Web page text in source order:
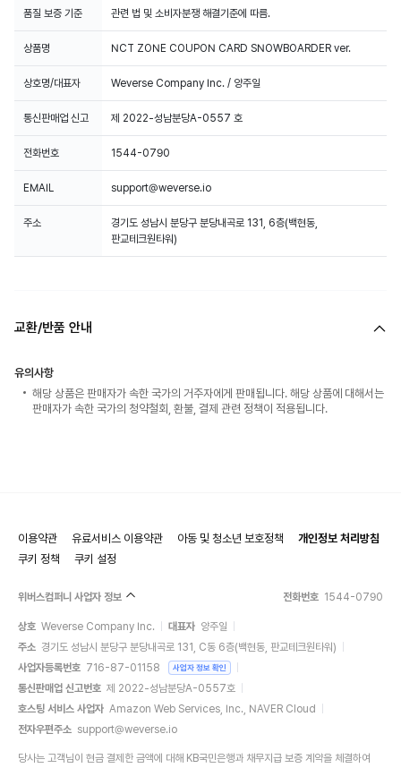
품질 보증 기준 관련 법 및 소비자분쟁 해결기준에 따름.
상품명 NCT ZONE COUPON CARD SNOWBOARDER ver.
상호명/대표자 Weverse Company Inc. / 양주일
통신판매업 신고 제 2022-성남분당A-0557 호
전화번호 1544-0790
EMAIL support@weverse.io
주소
경기도 성남시 분당구 분당내곡로 131, 6층(백현동,
판교테크원타워)
교환/반품 안내
유의사항
해당 상품은 판매자가 속한 국가의 거주자에게 판매됩니다. 해당 상품에 대해서는
판매자가 속한 국가의 청약철회, 환불, 결제 관련 정책이 적용됩니다.
이용약관 유료서비스 이용약관 아동 및 청소년 보호정책
개인정보 처리방침
쿠키 정책
쿠키 설정
위버스컴퍼니 사업자 정보 전화번호 1544-0790
상호 Weverse Company Inc. 대표자 양주일
주소 경기도 성남시 분당구 분당내곡로 131, C동 6층(백현동, 판교테크원타워)
사업자등록번호 716-87-01158 사업자 정보 확인
통신판매업 신고번호 제 2022-성남분당A-0557호
호스팅 서비스 사업자 Amazon Web Services, Inc., NAVER Cloud
전자우편주소 support@weverse.io
당사는 고객님이 현금 결제한 금액에 대해 KB국민은행과 채무지급 보증 계약을 체결하여